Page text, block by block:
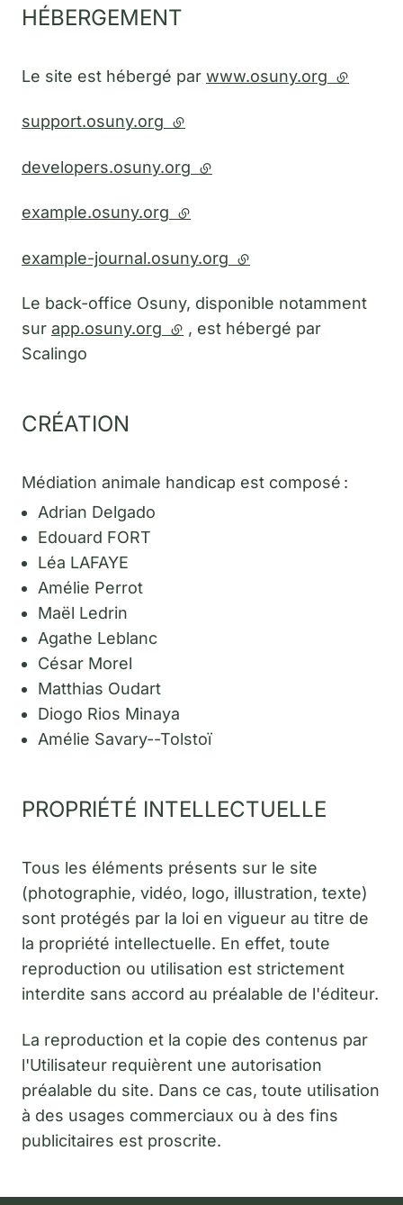
HÉBERGEMENT
Le site est hébergé par www.osuny.org (lien
support.osuny.org (lien externe)
developers.osuny.org (lien externe)
example.osuny.org (lien externe)
example-journal.osuny.org (lien externe)
Le back-office Osuny, disponible notamment
sur app.osuny.org (lien externe)
, est hébergé par
Scalingo
CRÉATION
Médiation animale handicap est composé :
Adrian Delgado
Edouard FORT
Léa LAFAYE
Amélie Perrot
Maël Ledrin
Agathe Leblanc
César Morel
Matthias Oudart
Diogo Rios Minaya
Amélie Savary--Tolstoï
PROPRIÉTÉ INTELLECTUELLE
Tous les éléments présents sur le site
(photographie, vidéo, logo, illustration, texte)
sont protégés par la loi en vigueur au titre de
la propriété intellectuelle. En effet, toute
reproduction ou utilisation est strictement
interdite sans accord au préalable de l'éditeur.
La reproduction et la copie des contenus par
l'Utilisateur requièrent une autorisation
préalable du site. Dans ce cas, toute utilisation
à des usages commerciaux ou à des fins
publicitaires est proscrite.